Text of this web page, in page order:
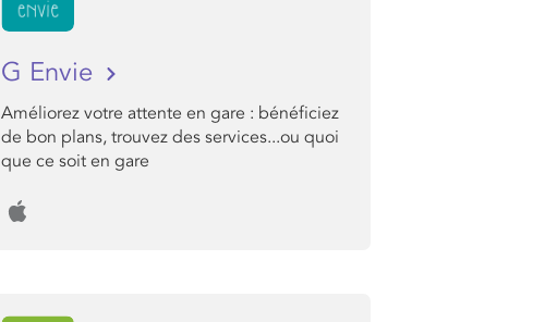
G Envie
Améliorez votre attente en gare : bénéficiez
de bon plans, trouvez des services...ou quoi
que ce soit en gare